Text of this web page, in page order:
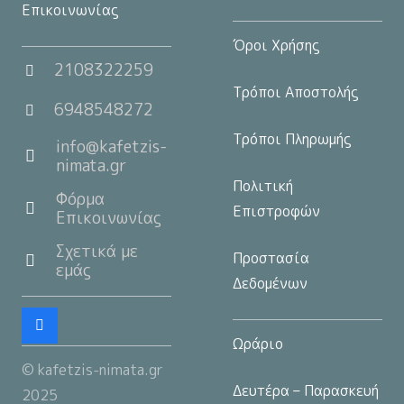
Επικοινωνίας
2108322259
6948548272
info@kafetzis-
nimata.gr
Φόρμα
Επικοινωνίας
Σχετικά με
εμάς
© kafetzis-nimata.gr
2025
Όροι Χρήσης
Τρόποι Αποστολής
Τρόποι Πληρωμής
Πολιτική
Επιστροφών
Προστασία
Δεδομένων
Ωράριο
Δευτέρα – Παρασκευή